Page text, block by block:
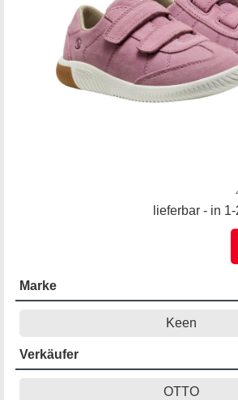
lieferbar - in
Marke
Keen
Verkäufer
OTTO